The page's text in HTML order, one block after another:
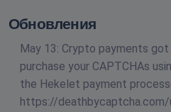
Обновления
May 13: Crypto payments
purchase your CAPTCHAs
the Hekelet payment
https://deathbycaptcha.com/